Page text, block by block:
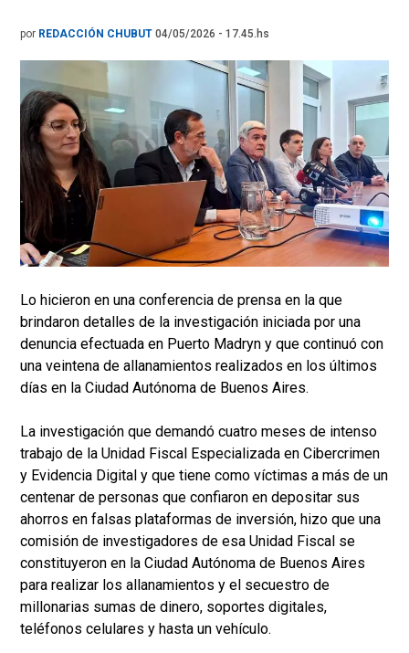
por REDACCIÓN CHUBUT 04/05/2026 - 17.45.hs
Lo hicieron en una conferencia de prensa en la que
brindaron detalles de la investigación iniciada por una
denuncia efectuada en Puerto Madryn y que continuó con
una veintena de allanamientos realizados en los últimos
días en la Ciudad Autónoma de Buenos Aires.
La investigación que demandó cuatro meses de intenso
trabajo de la Unidad Fiscal Especializada en Cibercrimen
y Evidencia Digital y que tiene como víctimas a más de un
centenar de personas que confiaron en depositar sus
ahorros en falsas plataformas de inversión, hizo que una
comisión de investigadores de esa Unidad Fiscal se
constituyeron en la Ciudad Autónoma de Buenos Aires
para realizar los allanamientos y el secuestro de
millonarias sumas de dinero, soportes digitales,
teléfonos celulares y hasta un vehículo.